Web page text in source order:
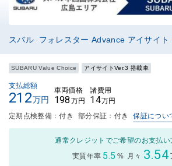
スバル フォレスター Advance アイサイト
SUBARU Value Choice アイサイトVer.3 搭載車
支払総額
212万円
車両価格
198 万円
諸費用
14万円
定期点検整備：付き 部分保証：付き 保証につい
通常クレジットでご希望のお支払い
実質年率 5.5 % 月々 3.54